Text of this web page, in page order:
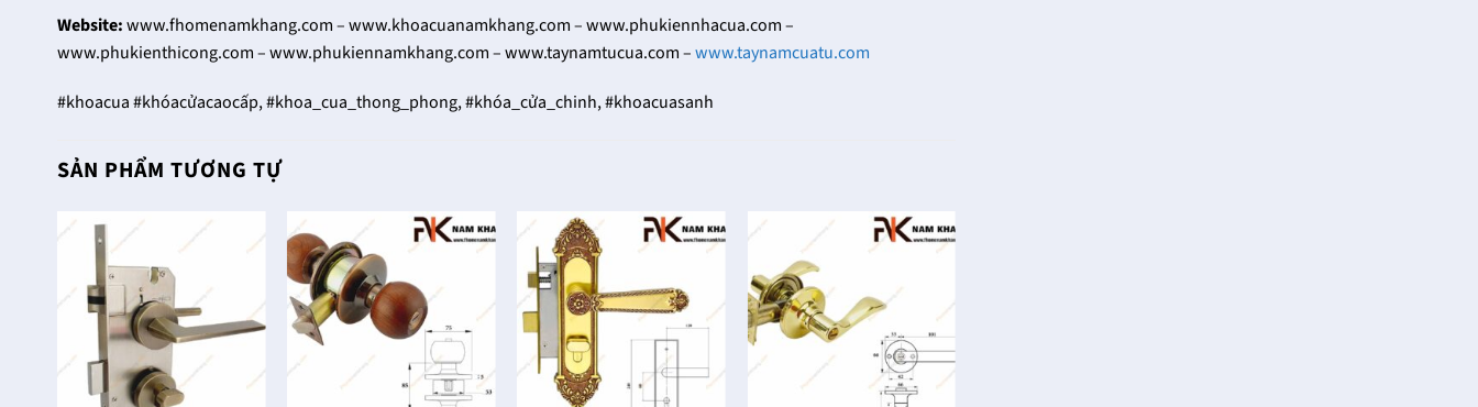
Website:www.fhomenamkhang.com – www.khoacuanamkhang.com – www.phukiennhacua.com –
www.phukienthicong.com – www.phukiennamkhang.com – www.taynamtucua.com –www.taynamcuatu.com
#khoacua #khóacửacaocấp, #khoa_cua_thong_phong, #khóa_cửa_chinh, #khoacuasanh
SẢN PHẨM TƯƠNG TỰ